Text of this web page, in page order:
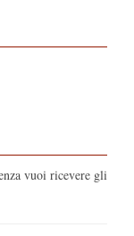
vuoi ricevere gli